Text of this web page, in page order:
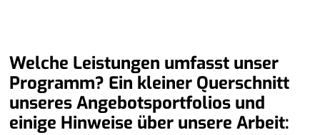
Welche Leistungen umfasst unser
Programm? Ein kleiner Querschnitt
unseres Angebotsportfolios und
einige Hinweise über unsere Arbeit: